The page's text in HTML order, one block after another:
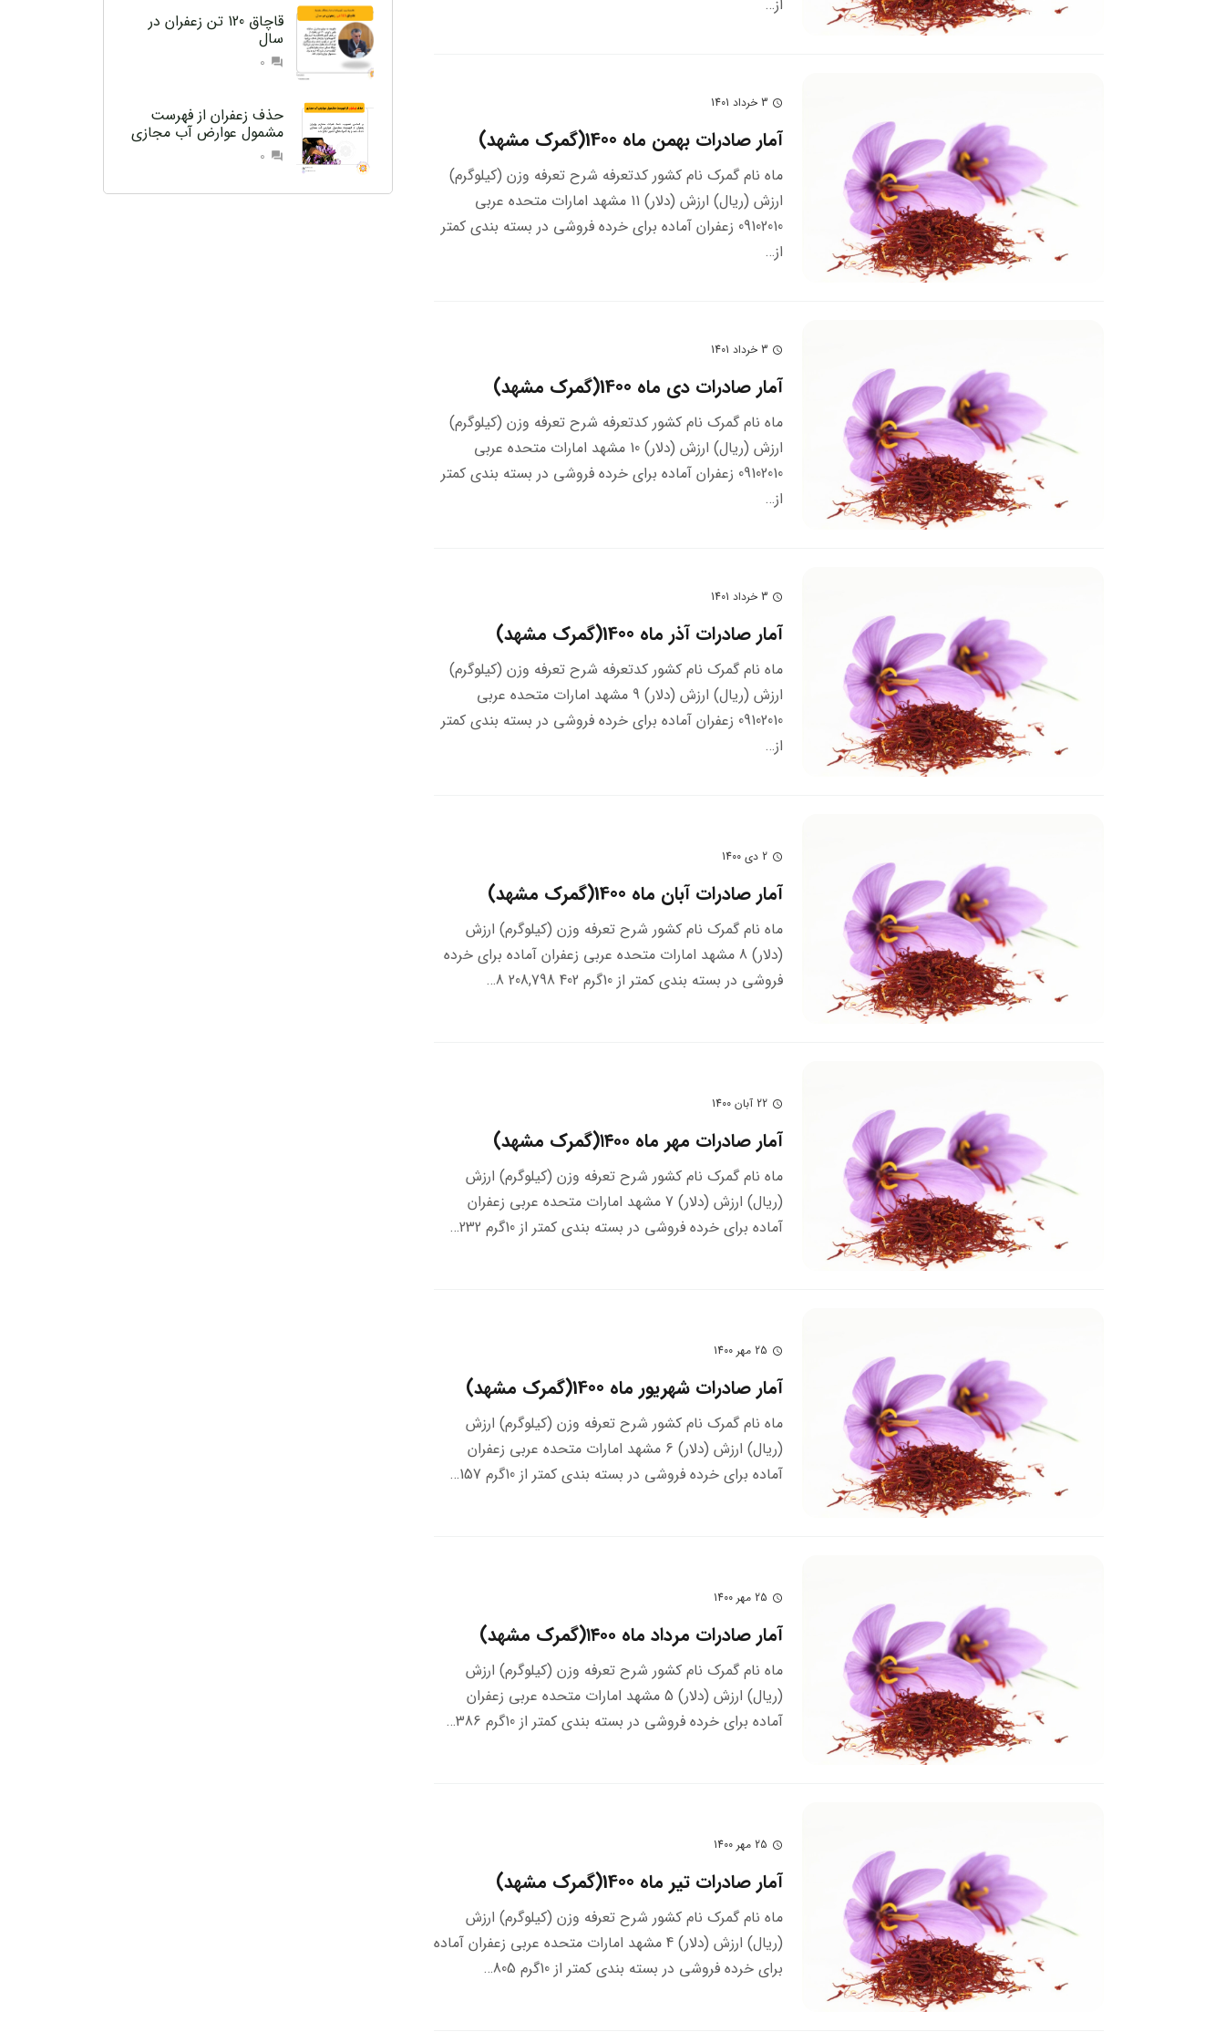
از…
schedule 3 خرداد 1401
آمار صادرات بهمن ماه 1400(گمرک مشهد)
ماه نام گمرک نام کشور کدتعرفه شرح تعرفه وزن (کیلوگرم)
ارزش (ریال) ارزش (دلار) 11 مشهد امارات متحده عربي
09102010 زعفران آماده براي خرده فروشي در بسته بندي كمتر
از…
schedule 3 خرداد 1401
آمار صادرات دی ماه 1400(گمرک مشهد)
ماه نام گمرک نام کشور کدتعرفه شرح تعرفه وزن (کیلوگرم)
ارزش (ریال) ارزش (دلار) 10 مشهد امارات متحده عربي
09102010 زعفران آماده براي خرده فروشي در بسته بندي كمتر
از…
schedule 3 خرداد 1401
آمار صادرات آذر ماه 1400(گمرک مشهد)
ماه نام گمرک نام کشور کدتعرفه شرح تعرفه وزن (کیلوگرم)
ارزش (ریال) ارزش (دلار) 9 مشهد امارات متحده عربي
09102010 زعفران آماده براي خرده فروشي در بسته بندي كمتر
از…
schedule 2 دی 1400
آمار صادرات آبان ماه 1400(گمرک مشهد)
ماه نام گمرک نام کشور شرح تعرفه وزن (کیلوگرم) ارزش
(دلار) 8 مشهد امارات متحده عربي زعفران آماده براي خرده
فروشي در بسته بندي كمتر از 10گرم 402 208,798 8…
schedule 22 آبان 1400
آمار صادرات مهر ماه ۱۴۰۰(گمرک مشهد)
ماه نام گمرک نام کشور شرح تعرفه وزن (کیلوگرم) ارزش
(ریال) ارزش (دلار) 7 مشهد امارات متحده عربي زعفران
آماده براي خرده فروشي در بسته بندي كمتر از 10گرم 232…
schedule 25 مهر 1400
آمار صادرات شهریور ماه 1400(گمرک مشهد)
ماه نام گمرک نام کشور شرح تعرفه وزن (کیلوگرم) ارزش
(ریال) ارزش (دلار) 6 مشهد امارات متحده عربي زعفران
آماده براي خرده فروشي در بسته بندي كمتر از 10گرم 157…
schedule 25 مهر 1400
آمار صادرات مرداد ماه ۱۴۰۰(گمرک مشهد)
ماه نام گمرک نام کشور شرح تعرفه وزن (کیلوگرم) ارزش
(ریال) ارزش (دلار) 5 مشهد امارات متحده عربي زعفران
آماده براي خرده فروشي در بسته بندي كمتر از 10گرم 386…
schedule 25 مهر 1400
آمار صادرات تیر ماه 1400(گمرک مشهد)
ماه نام گمرک نام کشور شرح تعرفه وزن (کیلوگرم) ارزش
(ریال) ارزش (دلار) 4 مشهد امارات متحده عربي زعفران آماده
براي خرده فروشي در بسته بندي كمتر از 10گرم 805…
قاچاق 120 تن زعفران در
سال
question_answer
0
حذف زعفران از فهرست
مشمول عوارض آب مجازی
question_answer
0